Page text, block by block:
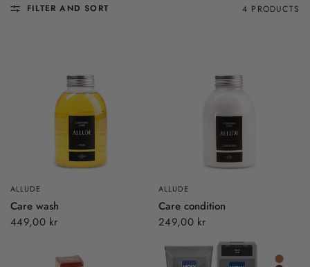
FILTER AND SORT 4 PRODUCTS
ALLUDE
Care wash
449,00 kr
ALLUDE
Care condition
249,00 kr